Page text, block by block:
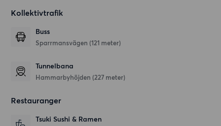
Kollektivtrafik
Buss
Sparrmansvägen (121 meter)
Tunnelbana
Hammarbyhöjden (227 meter)
Restauranger
Tsuki Sushi & Ramen